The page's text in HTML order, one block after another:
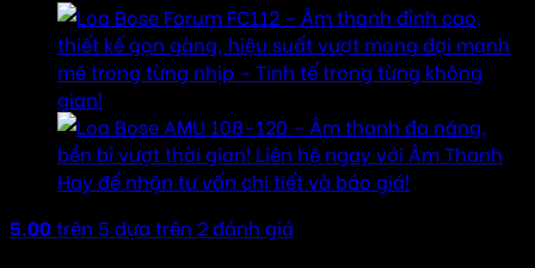
5.00trên 5 dựa trên 2đánh giá